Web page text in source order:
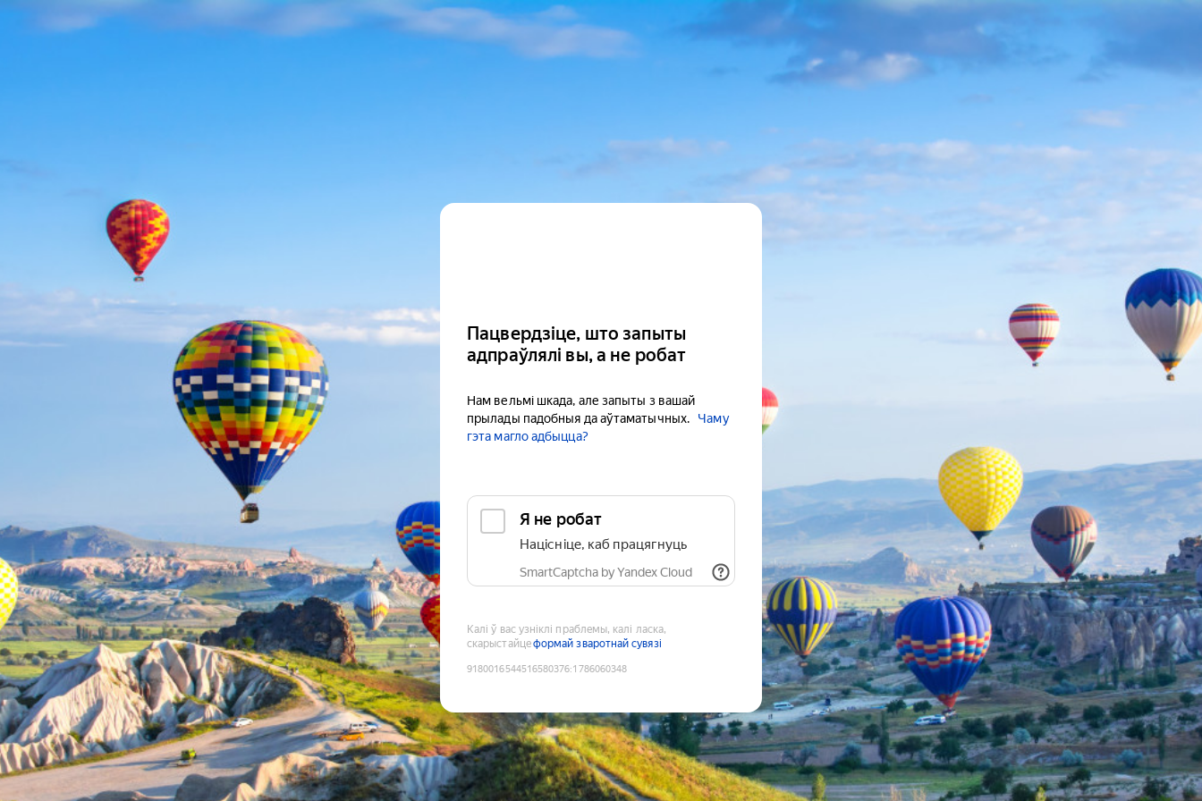
Пацвердзіце, што запыты
адпраўлялі вы, а не робат
Нам вельмі шкада, але запыты з вашай
прылады падобныя да аўтаматычных.
Чаму
гэта магло адбыцца?
Я не робат
Націсніце, каб працягнуць
SmartCaptcha by Yandex Cloud
Калі ў вас узніклі праблемы, калі ласка,
скарыстайцеформай зваротнай сувязі
9180016544516580376:1786060348